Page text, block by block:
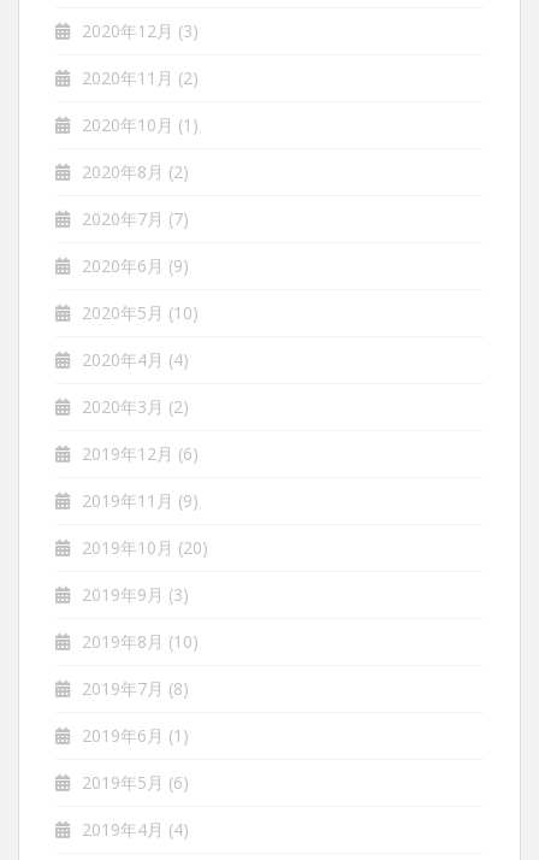
2020年12月 (3)
2020年11月 (2)
2020年10月 (1)
2020年8月 (2)
2020年7月 (7)
2020年6月 (9)
2020年5月 (10)
2020年4月 (4)
2020年3月 (2)
2019年12月 (6)
2019年11月 (9)
2019年10月 (20)
2019年9月 (3)
2019年8月 (10)
2019年7月 (8)
2019年6月 (1)
2019年5月 (6)
2019年4月 (4)